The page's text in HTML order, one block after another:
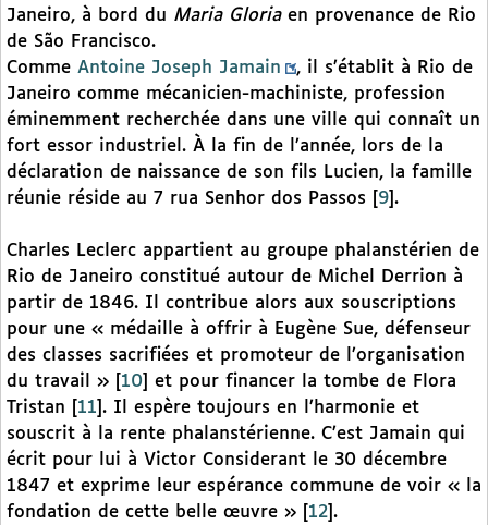
Janeiro, à bord du Maria Gloriaen provenance de Rio
de São Francisco.
Comme Antoine Joseph Jamain
, il s’établit à Rio de
Janeiro comme mécanicien-machiniste, profession
éminemment recherchée dans une ville qui connaît un
fort essor industriel. À la fin de l’année, lors de la
déclaration de naissance de son fils Lucien, la famille
réunie réside au 7 rua Senhor dos Passos
9 .
Charles Leclerc appartient au groupe phalanstérien de
Rio de Janeiro constitué autour de Michel Derrion à
partir de 1846. Il contribue alors aux souscriptions
pour une « médaille à offrir à Eugène Sue, défenseur
des classes sacrifiées et promoteur de l’organisation
du travail »
10
et pour financer la tombe de Flora
Tristan
11 . Il espère toujours en l’harmonie et
souscrit à la rente phalanstérienne. C’est Jamain qui
écrit pour lui à Victor Considerant le 30 décembre
1847 et exprime leur espérance commune de voir « la
fondation de cette belle œuvre »
12 .